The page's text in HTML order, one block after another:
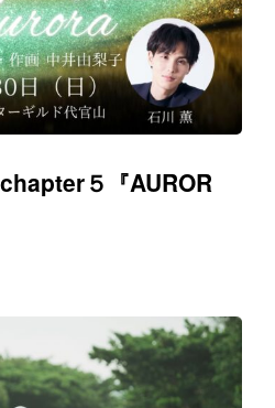
５ 『AUROR